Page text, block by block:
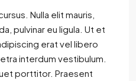
Nulla elit mauris,
pulvinar eu ligula. Ut et
erat vel libero
interdum vestibulum.
porttitor. Praesent